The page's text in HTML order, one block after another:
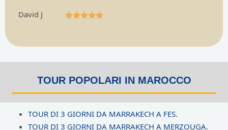
David J 
V
u
t
a
TOUR POPOLARI IN MAROCCO
TOUR DI 3 GIORNI DA MARRAKECH A FES.
TOUR DI 3 GIORNI DA MARRAKECH A MERZOUGA.